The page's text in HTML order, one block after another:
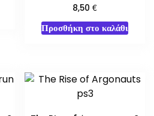
8,50€
Προσθήκη στο καλάθι